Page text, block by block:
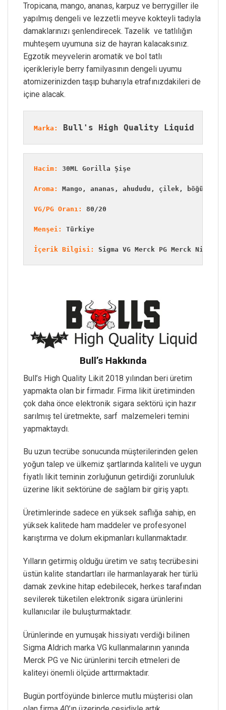
Tropicana, mango, ananas, karpuz ve berrygiller ile
yapılmış dengeli ve lezzetli meyve kokteyli tadıyla
damaklarınızı şenlendirecek. Tazelik ve tatlılığın
muhteşem uyumuna siz de hayran kalacaksınız.
Egzotik meyvelerin aromatik ve bol tatlı
içerikleriyle berry familyasının dengeli uyumu
atomizerinizden taşıp buharıyla etrafınızdakileri de
içine alacak.
Marka: Bull's High Quality Liquid
Hacim: 30ML Gorilla Şişe
Aroma: Mango, ananas, ahududu, çilek,
VG/PG Oranı: 80/20
Menşei: Türkiye
İçerik Bilgisi: Sigma VG Merck PG Merck Nic
Bull’s Hakkında
Bull’s High Quality Likit 2018 yılından beri üretim
yapmakta olan bir firmadır. Firma likit üretiminden
çok daha önce elektronik sigara sektörü için hazır
sarılmış tel üretmekte, sarf malzemeleri temini
yapmaktaydı.
Bu uzun tecrübe sonucunda müşterilerinden gelen
yoğun talep ve ülkemiz şartlarında kaliteli ve uygun
fiyatlı likit teminin zorluğunun getirdiği zorunluluk
üzerine likit sektörüne de sağlam bir giriş yaptı.
Üretimlerinde sadece en yüksek saflığa sahip, en
yüksek kalitede ham maddeler ve profesyonel
karıştırma ve dolum ekipmanları kullanmaktadır.
Yılların getirmiş olduğu üretim ve satış tecrübesini
üstün kalite standartları ile harmanlayarak her türlü
damak zevkine hitap edebilecek, herkes tarafından
sevilerek tüketilen elektronik sigara ürünlerini
kullanıcılar ile buluşturmaktadır.
Ürünlerinde en yumuşak hissiyatı verdiği bilinen
Sigma Aldrich marka VG kullanmalarının yanında
Merck PG ve Nic ürünlerini tercih etmeleri de
kaliteyi önemli ölçüde arttırmaktadır.
Bugün portföyünde binlerce mutlu müşterisi olan